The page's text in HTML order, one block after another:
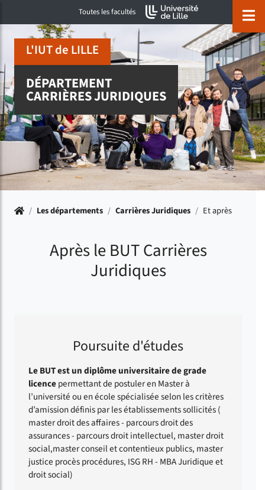
Accéder au menu principal
Accéder à la recherche
Accéder au pied de pageToutes les facultés
L'IUT de LILLE
DÉPARTEMENT
CARRIÈRES JURIDIQUES
Accueil
/ Les départements / Carrières Juridiques / Et après
Après le BUT Carrières
Juridiques
Poursuite d'études
Le BUT est un diplôme universitaire de grade
licencepermettant de postuler en Master à
l’université ou en école spécialisée selon les critères
d’amission définis par les établissements sollicités (
master droit des affaires - parcours droit des
assurances - parcours droit intellectuel, master droit
social,master conseil et contentieux publics, master
justice procès procédures, ISG RH - MBA Juridique et
droit social)